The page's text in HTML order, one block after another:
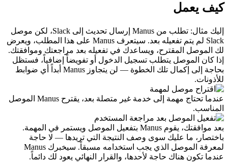
كيف يعمل
إليك مثال: تطلب من Manus إرسال تحديث إلى Slack، لكن موصل
Slack لم يتم تفعيله بعد. سيتعرف Manus على هذا المطلب، ويعرض
لك الموصل المقترح، ويساعدك في تفعيله بعد مراجعتك وموافقتك.
إذا كان الموصل يتطلب تسجيل الدخول أو تفويضاً إضافياً، فستظل
بحاجة إلى إكمال تلك الخطوة — لن يتجاوز Manus أبداً أي ضوابط
للأذونات.
عندما تحتاج مهمة إلى خدمة غير متصلة بعد، يقترح Manus الموصل
المناسب.
بعد موافقتك، يقوم Manus بتفعيل الموصل ويستمر في المهمة.
باختصار، ما عليك سوى وصف النتيجة التي تريدها — لا حاجة
عندما تكون هناك حاجة لأحدها، والقرار النهائي يعود لك دائماً.